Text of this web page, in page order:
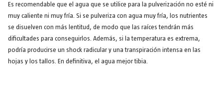
Es recomendable que el agua que se utilice para la pulverización no esté ni
muy caliente ni muy fría. Si se pulveriza con agua muy fría, los nutrientes
se disuelven con más lentitud, de modo que las raíces tendrán más
dificultades para conseguirlos. Además, si la temperatura es extrema,
podría producirse un shock radicular y una transpiración intensa en las
hojas y los tallos. En definitiva, el agua mejor tibia.